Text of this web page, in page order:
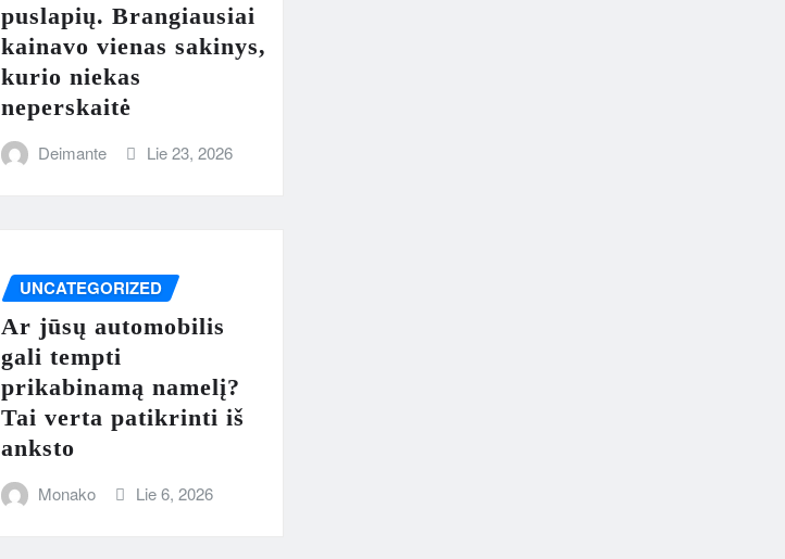
puslapių. Brangiausiai
kainavo vienas sakinys,
kurio niekas
neperskaitė
Deimante Lie 23, 2026
UNCATEGORIZED
Ar jūsų automobilis
gali tempti
prikabinamą namelį?
Tai verta patikrinti iš
anksto
Monako Lie 6, 2026